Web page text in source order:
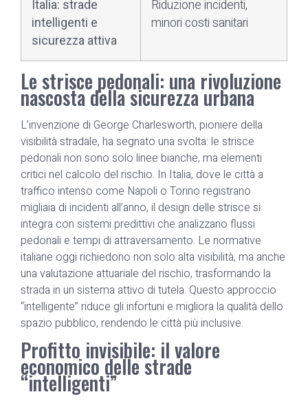
Italia: strade
intelligenti e
sicurezza attiva
Riduzione incidenti,
minori costi sanitari
Le strisce pedonali: una rivoluzione
nascosta della sicurezza urbana
L’invenzione di George Charlesworth, pioniere della
visibilità stradale, ha segnato una svolta: le strisce
pedonali non sono solo linee bianche, ma elementi
critici nel calcolo del rischio. In Italia, dove le città a
traffico intenso come Napoli o Torino registrano
migliaia di incidenti all’anno, il design delle strisce si
integra con sistemi predittivi che analizzano flussi
pedonali e tempi di attraversamento. Le normative
italiane oggi richiedono non solo alta visibilità, ma anche
una valutazione attuariale del rischio, trasformando la
strada in un sistema attivo di tutela. Questo approccio
“intelligente” riduce gli infortuni e migliora la qualità dello
spazio pubblico, rendendo le città più inclusive.
Profitto invisibile: il valore
economico delle strade
“intelligenti”